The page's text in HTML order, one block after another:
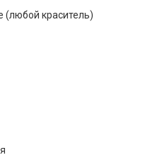
(любой краситель)